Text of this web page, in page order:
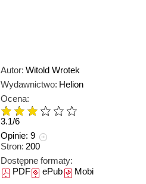
Autor: Witold Wrotek
Wydawnictwo: Helion
Ocena:
3.1/6
Opinie: 9
Stron: 200
Dostępne formaty:
PDFePubMobi